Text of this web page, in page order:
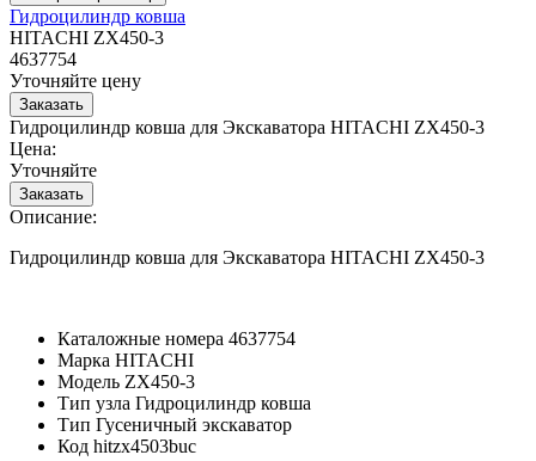
Гидроцилиндр ковша
HITACHI ZX450-3
4637754
Уточняйте цену
Гидроцилиндр ковша для Экскаватора HITACHI ZX450-3
Цена:
Уточняйте
Описание:
Гидроцилиндр ковша для Экскаватора HITACHI ZX450-3
Каталожные номера 4637754
Марка HITACHI
Модель ZX450-3
Тип узла Гидроцилиндр ковша
Тип Гусеничный экскаватор
Код hitzx4503buc